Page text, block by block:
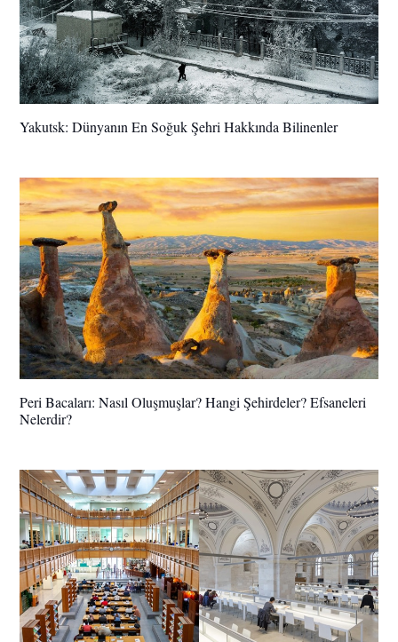
Yakutsk: Dünyanın En Soğuk Şehri Hakkında Bilinenler
Peri Bacaları: Nasıl Oluşmuşlar? Hangi Şehirdeler? Efsaneleri
Nelerdir?